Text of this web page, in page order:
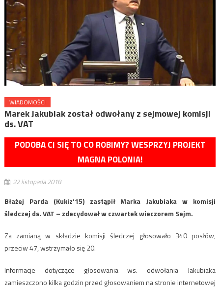
WIADOMOŚCI
Marek Jakubiak został odwołany z sejmowej komisji
ds. VAT
PODOBA CI SIĘ TO CO ROBIMY? WESPRZYJ PROJEKT
MAGNA POLONIA!
22 listopada 2018
Błażej Parda (Kukiz’15) zastąpił Marka Jakubiaka w komisji
śledczej ds. VAT – zdecydował w czwartek wieczorem Sejm.
Za zamianą w składzie komisji śledczej głosowało 340 posłów,
przeciw 47, wstrzymało się 20.
Informacje dotyczące głosowania ws. odwołania Jakubiaka
zamieszczono kilka godzin przed głosowaniem na stronie internetowej